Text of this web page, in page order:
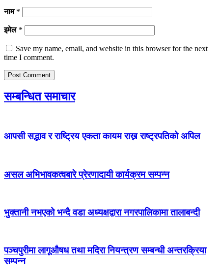
नाम *
इमेल *
Save my name, email, and website in this browser for the next
time I comment.
सम्बन्धित समाचार
आपसी सद्भाव र राष्ट्रिय एकता कायम राख्न राष्ट्रपतिको अपिल
असल अभिभावकत्वबारे प्रेरणादायी कार्यक्रम सम्पन्न
भुक्तानी नभएको भन्दै वडा अध्यक्षद्वारा नगरपालिकामा तालाबन्दी
पञ्चपुरीमा लागूऔषध तथा मदिरा नियन्त्रण सम्बन्धी अन्तरक्रिया
सम्पन्न